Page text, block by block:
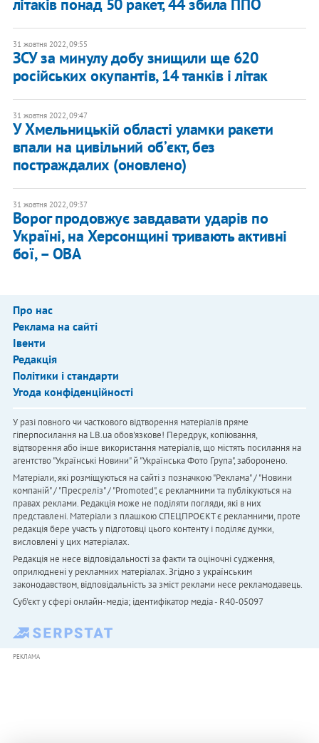
літаків понад 50 ракет, 44 збила ППО
31 жовтня 2022, 09:55
​ЗСУ за минулу добу знищили ще 620
російських окупантів, 14 танків і літак
31 жовтня 2022, 09:47
У Хмельницькій області уламки ракети
впали на цивільний обʼєкт, без
постраждалих (оновлено)
31 жовтня 2022, 09:37
​Ворог продовжує завдавати ударів по
Україні, на Херсонщині тривають активні
бої, – ОВА
Про нас
Реклама на сайті
Івенти
Редакція
Політики і стандарти
Угода конфіденційності
У разі повного чи часткового відтворення матеріалів пряме
гіперпосилання на LB.ua обов'язкове! Передрук, копіювання,
відтворення або інше використання матеріалів, що містять посилання на
агентство "Українськi Новини" й "Українська Фото Група", заборонено.
Матеріали, які розміщуються на сайті з позначкою "Реклама" / "Новини
компаній" / "Пресреліз" / "Promoted", є рекламними та публікуються на
правах реклами. Редакція може не поділяти погляди, які в них
представлені. Матеріали з плашкою СПЕЦПРОЄКТ є рекламними, проте
редакція бере участь у підготовці цього контенту і поділяє думки,
висловлені у цих матеріалах.
Редакція не несе відповідальності за факти та оціночні судження,
оприлюднені у рекламних матеріалах. Згідно з українським
законодавством, відповідальність за зміст реклами несе рекламодавець.
Cуб'єкт у сфері онлайн-медіа; ідентифікатор медіа - R40-05097
РЕКЛАМА